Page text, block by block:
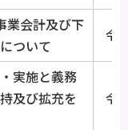
業会計及び下
ついて
令
実施と義務
及び拡充を
令